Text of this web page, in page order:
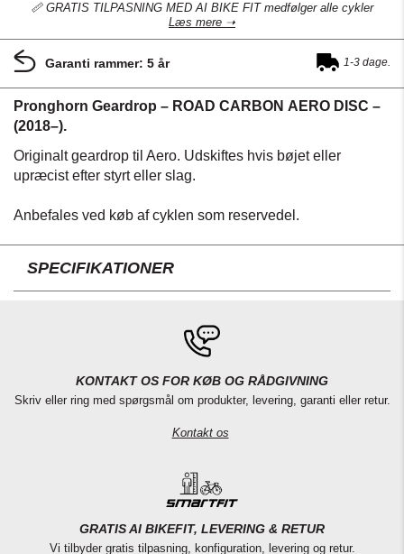
📏 GRATIS TILPASNING MED AI BIKE FIT medfølger alle cykler
Læs mere ➝
Garanti rammer: 5 år 1-3 dage.
Pronghorn Geardrop – ROAD CARBON AERO DISC –
(2018–).
Originalt geardrop til Aero. Udskiftes hvis bøjet eller
upræcist efter styrt eller slag.
Anbefales ved køb af cyklen som reservedel.
SPECIFIKATIONER
KONTAKT OS FOR KØB OG RÅDGIVNING
Skriv eller ring med spørgsmål om produkter, levering, garanti eller retur.
Kontakt os
GRATIS AI BIKEFIT, LEVERING & RETUR
Vi tilbyder gratis tilpasning, konfiguration, levering og retur.